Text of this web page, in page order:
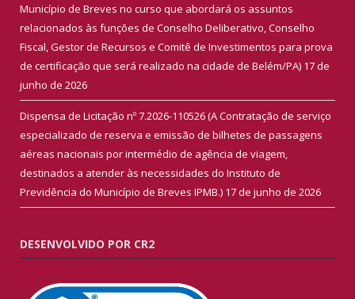
Município de Breves no curso que abordará os assuntos
relacionados às funções de Conselho Deliberativo, Conselho
Fiscal, Gestor de Recursos e Comitê de Investimentos para prova
de certificação que será realizado na cidade de Belém/PA) 17 de
junho de 2026
Dispensa de Licitação nº 7.2026-110526 (A Contratação de serviço
especializado de reserva e emissão de bilhetes de passagens
aéreas nacionais por intermédio de agência de viagem,
destinados a atender às necessidades do Instituto de
Previdência do Município de Breves IPMB.) 17 de junho de 2026
DESENVOLVIDO POR CR2